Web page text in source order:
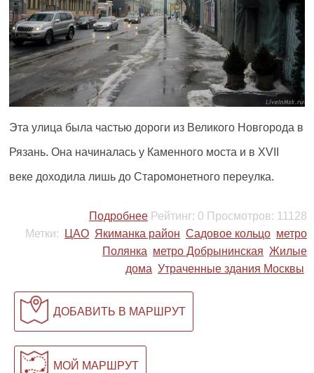
Эта улица была частью дороги из Великого Новгорода в
Рязань. Она начиналась у Каменного моста и в XVII
веке доходила лишь до Старомонетного переулка.
Подробнее Рейтинг: 0 Просмотров: 11128
Метки:
ЦАО Якиманка район Садовое кольцо метро
Полянка метро Добрынинская Жилые
дома Утраченные здания Москвы
ДОБАВИТЬ В МАРШРУТ
МОЙ МАРШРУТ